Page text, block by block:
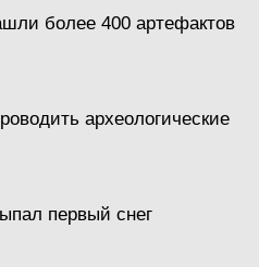
более 400 артефактов
археологические
первый снег